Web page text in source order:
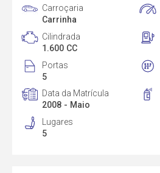
Carroçaria
Carrinha
Cilindrada
1.600 CC
Portas
5
Data da Matrícula
2008 - Maio
Lugares
5